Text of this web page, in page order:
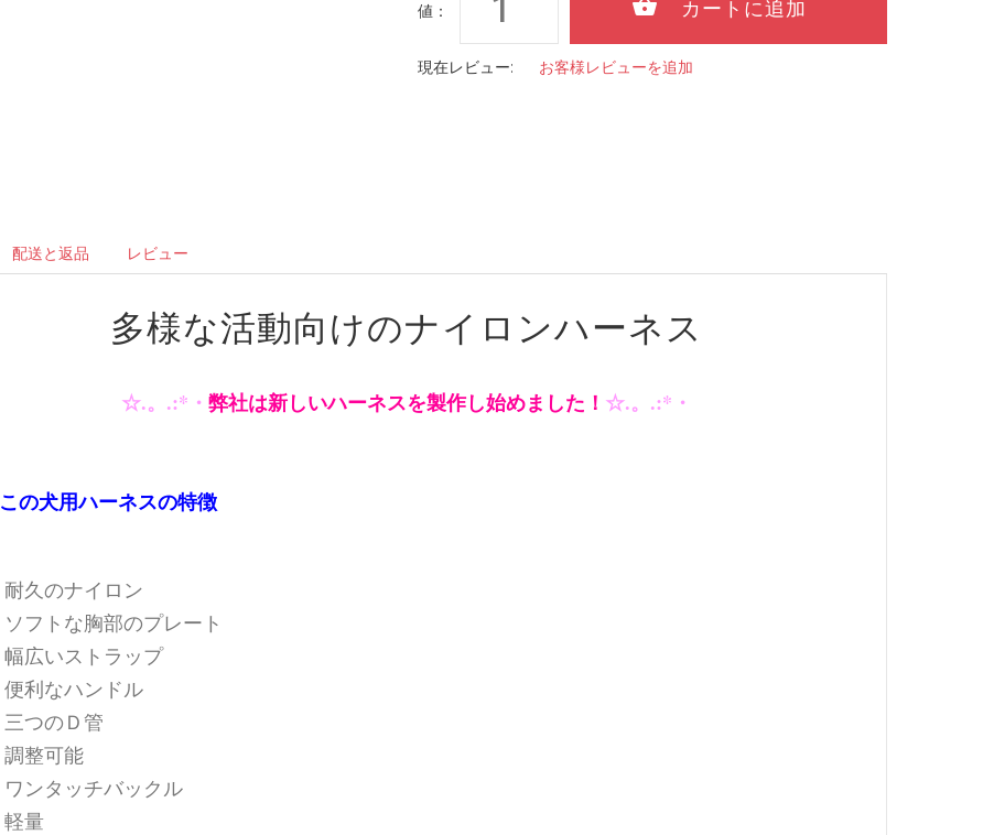
値：
現在レビュー: お客様レビューを追加
配送と返品 レビュー
多様な活動向けのナイロンハーネス
☆.。.:*・ 弊社は新しいハーネスを製作し始めました！ ☆.。.:*・
この犬用ハーネスの特徴
耐久のナイロン
ソフトな胸部のプレート
幅広いストラップ
便利なハンドル
三つのＤ管
調整可能
ワンタッチバックル
軽量